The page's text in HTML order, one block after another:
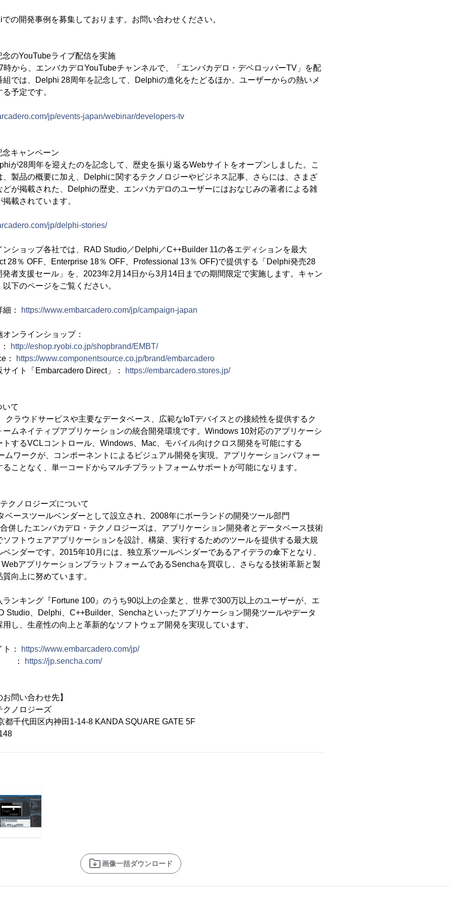
の開発事例を募集しております。お問い合わせください。
のYouTubeライブ配信を実施
時から、エンバカデロYouTubeチャンネルで、「エンバカデロ・デベロッパーTV」を配
組では、Delphi 28周年を記念して、Delphiの進化をたどるほか、ユーザーからの熱いメ
予定です。
jp/events-japan/webinar/developers-tv
キャンペーン
が28周年を迎えたのを記念して、歴史を振り返るWebサイトをオープンしました。こ
、製品の概要に加え、Delphiに関するテクノロジーやビジネス記事、さらには、さまざ
どが掲載された、Delphiの歴史、エンバカデロのユーザーにはおなじみの著者による雑
載されています。
jp/delphi-stories/
ショップ各社では、RAD Studio／Delphi／C++Builder 11の各エディションを最大
28％ OFF、Enterprise 18％ OFF、Professional 13％ OFF)で提供する「Delphi発売28
者支援セール」を、2023年2月14日から3月14日までの期間限定で実施します。キャン
下のページをご覧ください。
： https://www.embarcadero.com/jp/campaign-japan
ンラインショップ：
http://eshop.ryobi.co.jp/shopbrand/EMBT/
：
https://www.componentsource.co.jp/brand/embarcadero
イト「Embarcadero Direct」：
https://embarcadero.stores.jp/
て
ラウドサービスや主要なデータベース、広範なIoTデバイスとの接続性を提供するク
ームネイティブアプリケーションの統合開発環境です。Windows 10対応のアプリケーシ
トするVCLコントロール、Windows、Mac、モバイル向けクロス開発を可能にする
ムワークが、コンポーネントによるビジュアル開発を実現。アプリケーションパフォー
ことなく、単一コードからマルチプラットフォームサポートが可能になります。
クノロジーズについて
ースツールベンダーとして設立され、2008年にボーランドの開発ツール部門
合併したエンバカデロ・テクノロジーズは、アプリケーション開発者とデータベース技術
ソフトウェアアプリケーションを設計、構築、実行するためのツールを提供する最大規
ンダーです。2015年10月には、独立系ツールベンダーであるアイデラの傘下となり、
アプリケーションプラットフォームであるSenchaを買収し、さらなる技術革新と製
向上に努めています。
ランキング『Fortune 100』のうち90以上の企業と、世界で300万以上のユーザーが、エ
Studio、Delphi、C++Builder、Senchaといったアプリケーション開発ツールやデータ
し、生産性の向上と革新的なソフトウェア開発を実現しています。
：
https://www.embarcadero.com/jp/
：
https://jp.sencha.com/
お問い合わせ先】
クノロジーズ
千代田区内神田1-14-8 KANDA SQUARE GATE 5F
画像一括ダウンロード